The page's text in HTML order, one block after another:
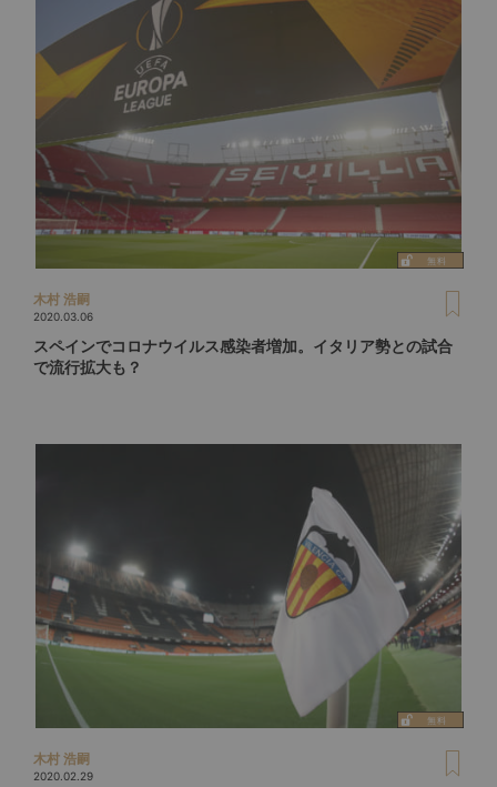
木村 浩嗣
2020.03.06
スペインでコロナウイルス感染者増加。イタリア勢との試合
で流行拡大も？
木村 浩嗣
2020.02.29